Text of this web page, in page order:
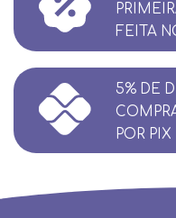
FEITA
5% DE
POR PIX